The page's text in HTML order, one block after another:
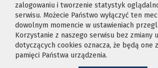
zalogowaniu i tworzenie statystyk
serwisu. Możecie Państwo wyłączyć ten
dowolnym momencie w ustawieniach
Korzystanie z naszego serwisu bez zmiany
dotyczących cookies oznacza, że będą one
pamięci Państwa urządzenia.